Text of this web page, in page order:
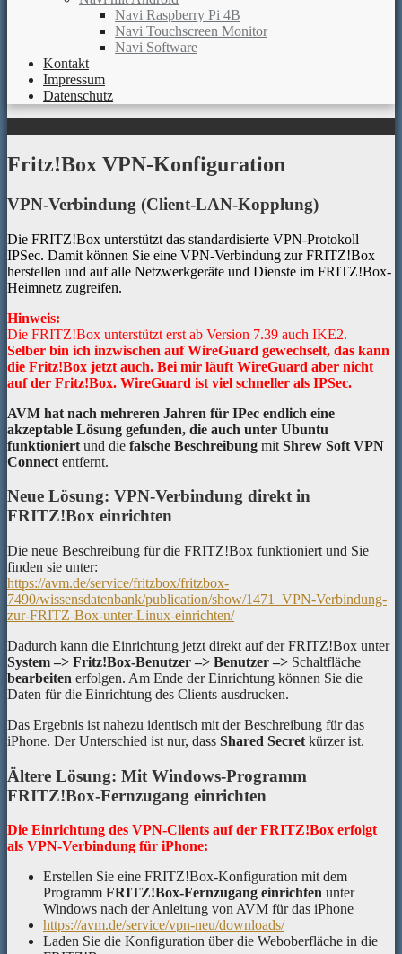
Navi Raspberry Pi 4B
Navi Touchscreen Monitor
Navi Software
Kontakt
Impressum
Datenschutz
Fritz!Box VPN-Konfiguration
VPN-Verbindung (Client-LAN-Kopplung)
Die FRITZ!Box unterstützt das standardisierte VPN-Protokoll
IPSec. Damit können Sie eine VPN-Verbindung zur FRITZ!Box
herstellen und auf alle Netzwerkgeräte und Dienste im FRITZ!Box-
Heimnetz zugreifen.
Hinweis:
Die FRITZ!Box unterstützt erst ab Version 7.39 auch IKE2.
Selber bin ich inzwischen auf WireGuard gewechselt, das kann
die Fritz!Box jetzt auch. Bei mir läuft WireGuard aber nicht
auf der Fritz!Box. WireGuard ist viel schneller als IPSec.
AVM hat nach mehreren Jahren für IPec endlich eine
akzeptable Lösung gefunden, die auch unter Ubuntu
funktioniert und die falsche Beschreibung mit Shrew Soft VPN
Connect entfernt.
Neue Lösung: VPN-Verbindung direkt in
FRITZ!Box einrichten
Die neue Beschreibung für die FRITZ!Box funktioniert und Sie
finden sie unter:
https://avm.de/service/fritzbox/fritzbox-
7490/wissensdatenbank/publication/show/1471_VPN-Verbindung-
zur-FRITZ-Box-unter-Linux-einrichten/
Dadurch kann die Einrichtung jetzt direkt auf der FRITZ!Box unter
System –> Fritz!Box-Benutzer –> Benutzer –> Schaltfläche
bearbeiten erfolgen. Am Ende der Einrichtung können Sie die
Daten für die Einrichtung des Clients ausdrucken.
Das Ergebnis ist nahezu identisch mit der Beschreibung für das
iPhone. Der Unterschied ist nur, dass Shared Secret kürzer ist.
Ältere Lösung: Mit Windows-Programm
FRITZ!Box-Fernzugang einrichten
Die Einrichtung des VPN-Clients auf der FRITZ!Box erfolgt
als VPN-Verbindung für iPhone:
Erstellen Sie eine FRITZ!Box-Konfiguration mit dem
Programm FRITZ!Box-Fernzugang einrichten unter
Windows nach der Anleitung von AVM für das iPhone
https://avm.de/service/vpn-neu/downloads/
Laden Sie die Konfiguration über die Weboberfläche in die